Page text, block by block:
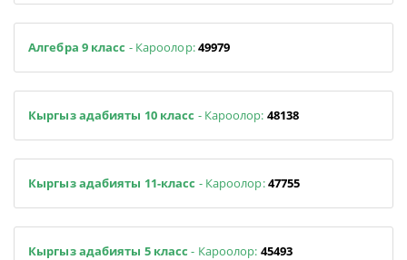
Алгебра 9 класс - Кароолор:49979
Кыргыз адабияты 10 класс - Кароолор: 48138
Кыргыз адабияты 11-класс - Кароолор:47755
Кыргыз адабияты 5 класс- Кароолор: 45493